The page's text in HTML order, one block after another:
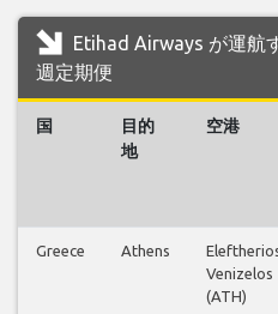
Etihad Airways が運航
週定期便
国
目的
地
空港
Greece Athens
Venizelos
(ATH)